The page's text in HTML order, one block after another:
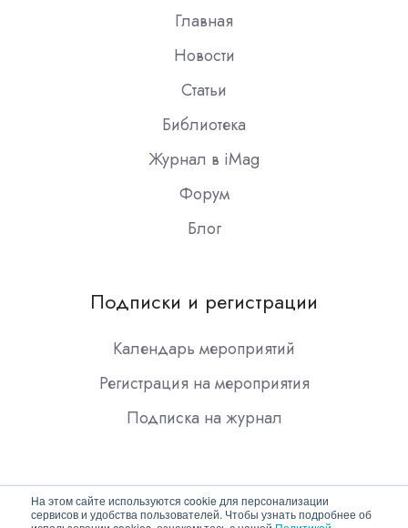
На этом сайте используются cookie для персонализации
сервисов и удобства пользователей. Чтобы узнать подробнее об
Главная
Новости
Статьи
Библиотека
Журнал в iMag
Форум
Блог
Подписки и регистрации
Календарь мероприятий
Регистрация на мероприятия
Подписка на журнал